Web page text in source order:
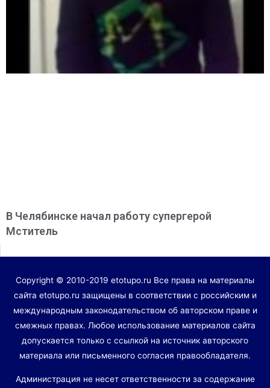
В Челябинске начал работу супергерой
Мститель
Copyright © 2010-2019 etotupo.ru Все права на материалы
сайта etotupo.ru защищены в соответствии с российским и
международным законодательством об авторском праве и
смежных правах. Любое использование материалов сайта
допускается только с ссылкой на источник авторского
материала или письменного согласия правообладателя.
Администрация не несет ответственности за содержание